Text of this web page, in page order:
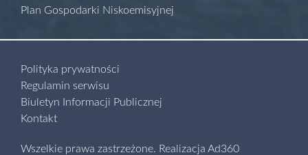
Plan Gospodarki Niskoemisyjnej
Polityka prywatności
Regulamin serwisu
Biuletyn Informacji Publicznej
Kontakt
Wszelkie prawa zastrzeżone. Realizacja Ad360